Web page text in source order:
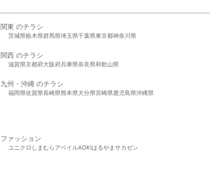
関東 のチラシ
茨城県栃木県群馬県埼玉県千葉県東京都神奈川県
関西 のチラシ
滋賀県京都府大阪府兵庫県奈良県和歌山県
九州・沖縄 のチラシ
福岡県佐賀県長崎県熊本県大分県宮崎県鹿児島県沖縄県
ファッション
ユニクロ しまむら アベイルAOKIはるやま サカゼン